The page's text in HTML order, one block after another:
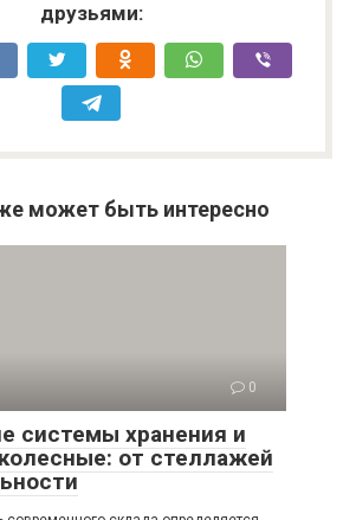
друзьями:
может быть интересно
0
системы хранения и
от стеллажей